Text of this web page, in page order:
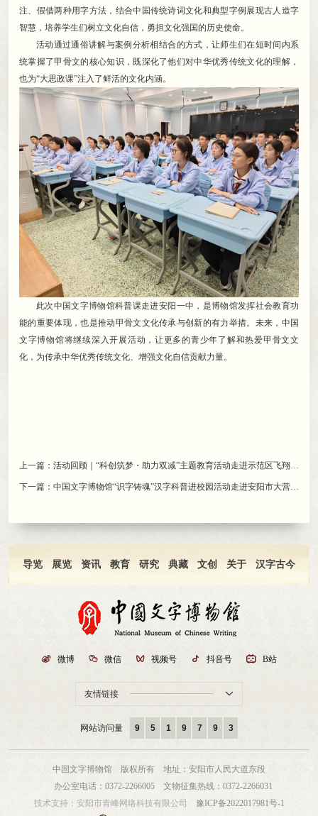
注、假借两种用字方法，结合中国传统诗词文化和典型字例展现古人造字
智慧 ， 培养学生们树立文化自信，勇担文化强国的历史使命。
活动通过通俗讲解与案例分析相结合的方式 ， 让师生们在短时间内系
统掌握了甲骨文的核心知识，既深化了他们对中华优秀传统文化的理解 ，
也为“大思政课”注入了鲜活的文化内涵。
此次中国文字博物馆科普课走进安阳一中 ， 是博物馆发挥社会教育功
能的重要体现，也是推动甲骨文文化传承与创新的有力举措。 未来，中国
文字博物馆将继续深入开展活动 ，让更多的青少年了解和热爱甲骨文文
化，为传承中华优秀传统文化、增强文化自信贡献力量。
上一篇：
下一篇：
导览 展览 资讯 教育 研究 典藏 文创 关于 汉字古今
友情链接 
 微博  微信  视频号  抖音号  B站
网站访问量 9 5 1 9 7 9 3
中国文字博物馆 版权所有 地址：安阳市人民大道东段
办公室电话：0372-2266005 文物征集热线：0372-2266031
技术支持： 安阳市青峰网络科技有限公司
豫ICP备2022017981号-1